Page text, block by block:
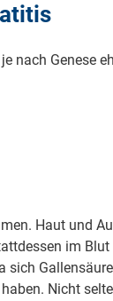
nach Genese
Haut und
im
sich
Nicht